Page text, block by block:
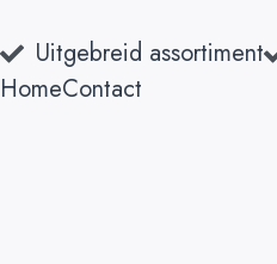
Uitgebreid assortiment
HomeContact